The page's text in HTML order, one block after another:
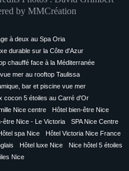
by MMCréation
à deux au Spa Oria
durable sur la Côte d'Azur
chauffé face à la Méditerranée
mer au rooftop Taulissa
bar et piscine vue mer
cocon 5 étoiles au Carré d'Or
Nice centre
Hôtel bien-être Nice
être Nice - Le Victoria
SPA Nice Centre
spa Nice
Hôtel Victoria Nice France
Hôtel luxe Nice
Nice hôtel 5 étoiles
Nice